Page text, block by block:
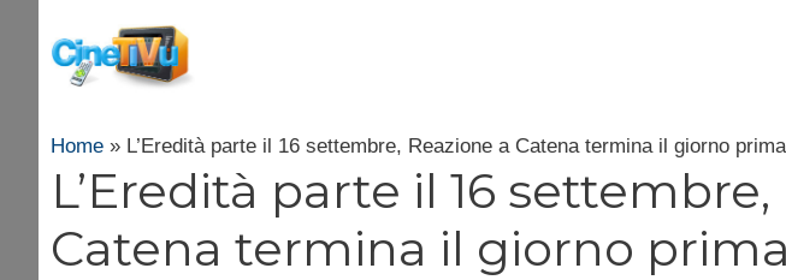
contenuto
Home » L’Eredità parte il 16 settembre, Reazione a Catena termina il giorno prima
L’Eredità parte il 16
Catena termina il giorno prima